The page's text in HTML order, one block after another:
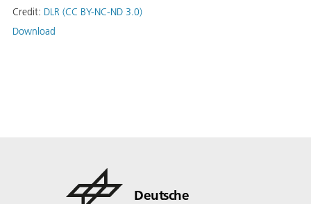
Credit: DLR (CC BY-NC-ND 3.0)
Download
Deutsche